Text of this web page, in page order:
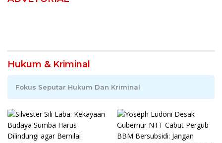
Hukum & Kriminal
Fokus Seputar Hukum Dan Kriminal